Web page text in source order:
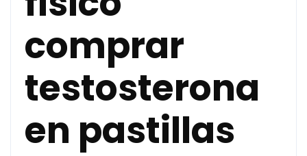
comprar
testosterona
en pastillas